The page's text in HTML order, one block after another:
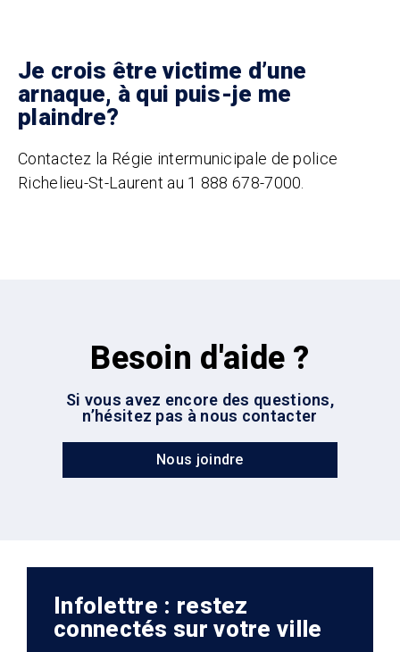
Je crois être victime d’une
arnaque, à qui puis-je me
plaindre?
Contactez la Régie intermunicipale de police
Richelieu-St-Laurent au 1 888 678-7000.
Besoin d'aide ?
Si vous avez encore des questions,
n’hésitez pas à nous contacter
Nous joindre
Infolettre : restez
connectés sur votre ville